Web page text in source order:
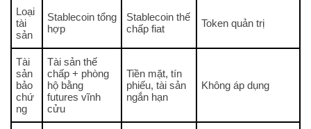
Loại
tài
sản
Stablecoin tổng
hợp
Stablecoin thế
chấp fiat
Token quản trị
Tài
sản
bảo
chứ
ng
Tài sản thế
chấp + phòng
hộ bằng
futures vĩnh
cửu
Tiền mặt, tín
phiếu, tài sản
ngắn hạn
Không áp dụng